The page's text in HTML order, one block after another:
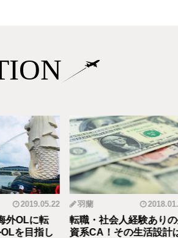
2019.05.22
OLに転
を目指し
羽蘭 2018.01.04
転職・社会人経験ありの外
資系CA！その生活設計は